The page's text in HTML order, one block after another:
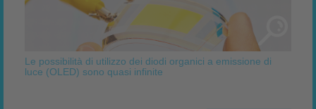
Le possibilità di utilizzo dei diodi organici a emissione di
luce (OLED) sono quasi infinite